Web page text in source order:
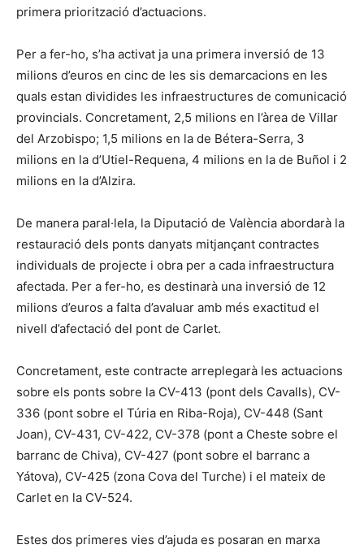
primera priorització d’actuacions.
Per a fer-ho, s’ha activat ja una primera inversió de 13
milions d’euros en cinc de les sis demarcacions en les
quals estan dividides les infraestructures de comunicació
provincials. Concretament, 2,5 milions en l’àrea de Villar
del Arzobispo; 1,5 milions en la de Bétera-Serra, 3
milions en la d’Utiel-Requena, 4 milions en la de Buñol i 2
milions en la d’Alzira.
De manera paral·lela, la Diputació de València abordarà la
restauració dels ponts danyats mitjançant contractes
individuals de projecte i obra per a cada infraestructura
afectada. Per a fer-ho, es destinarà una inversió de 12
milions d’euros a falta d’avaluar amb més exactitud el
nivell d’afectació del pont de Carlet.
Concretament, este contracte arreplegarà les actuacions
sobre els ponts sobre la CV-413 (pont dels Cavalls), CV-
336 (pont sobre el Túria en Riba-Roja), CV-448 (Sant
Joan), CV-431, CV-422, CV-378 (pont a Cheste sobre el
barranc de Chiva), CV-427 (pont sobre el barranc a
Yátova), CV-425 (zona Cova del Turche) i el mateix de
Carlet en la CV-524.
Estes dos primeres vies d’ajuda es posaran en marxa